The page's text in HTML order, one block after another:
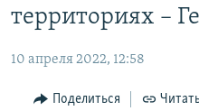
главной
навигации
Вернутся
11 ЛЕТ ОККУПАЦИИ КРЫМА.
ЕЩЕ
ИНТЕРАКТИВ
РАДІО СВОБОДА
территориях –
10 апреля 2022, 12:58
Поделиться